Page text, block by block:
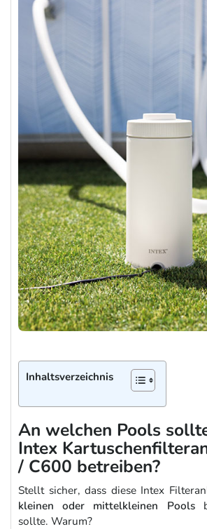
Inhaltsverzeichnis
An welchen Pools
Intex
/ C600 betreiben?
Stellt sicher, dass diese Intex
kleinen oder mittelkleinen Pools
sollte. Warum?